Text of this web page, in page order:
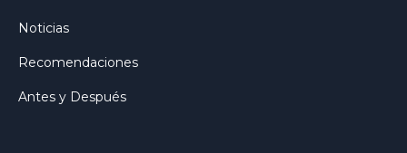
Noticias
Recomendaciones
Antes y Después